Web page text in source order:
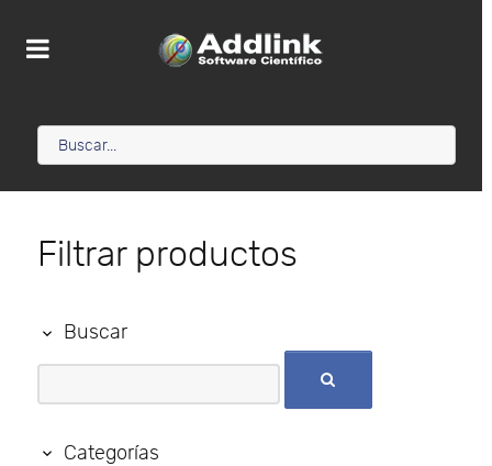
Filtrar productos
Buscar
Categorías